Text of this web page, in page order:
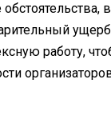
работу,